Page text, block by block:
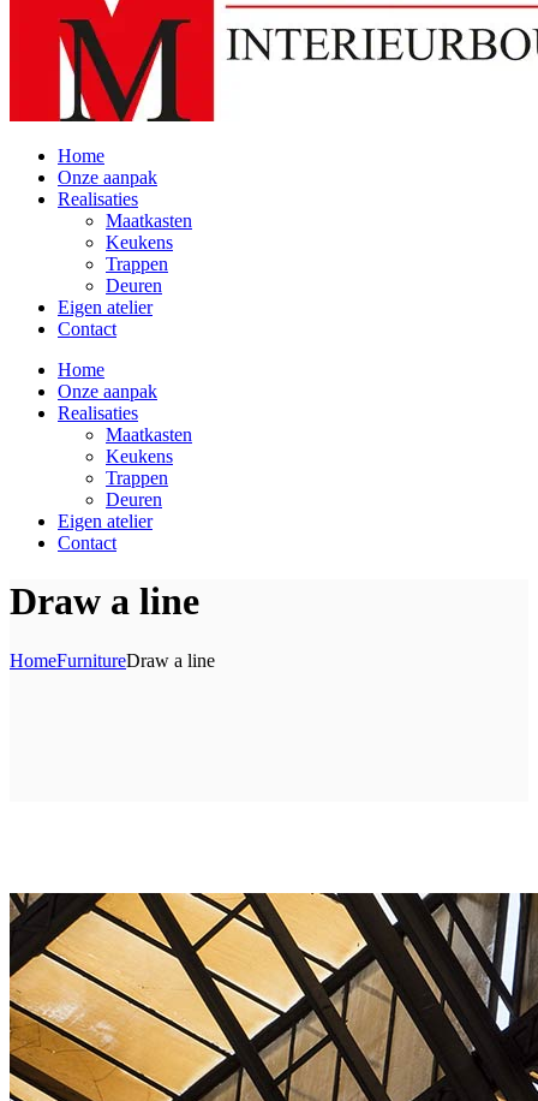
Home
Onze aanpak
Realisaties
Maatkasten
Keukens
Trappen
Deuren
Eigen atelier
Contact
Home
Onze aanpak
Realisaties
Maatkasten
Keukens
Trappen
Deuren
Eigen atelier
Contact
Draw a line
HomeFurnitureDraw a line